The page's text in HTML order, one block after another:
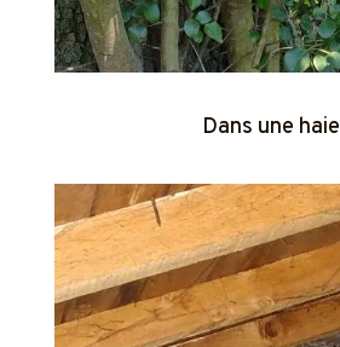
Dans une haie